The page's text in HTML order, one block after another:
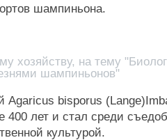
шампиньона.
хозяйству, на тему
шампиньонов"
bisporus
400 лет и стал среди
культурой.